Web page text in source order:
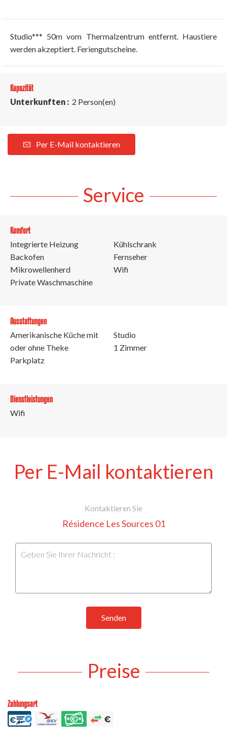
Studio*** 50m vom Thermalzentrum entfernt. Haustiere
werden akzeptiert. Feriengutscheine.
Kapazität
Unterkunften : 2 Person(en)
Per E-Mail kontaktieren
Service
Komfort
Integrierte Heizung
Backofen
Mikrowellenherd
Private Waschmaschine
Kühlschrank
Fernseher
Wifi
Ausstattungen
Amerikanische Küche mit
oder ohne Theke
Parkplatz
Studio
1 Zimmer
Dienstleistungen
Wifi
Per E-Mail kontaktieren
Kontaktieren Sie
Résidence Les Sources 01
Senden
Preise
Zahlungsart